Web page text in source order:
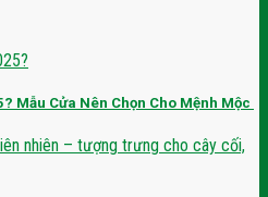
Mẫu Cửa Nên Chọn Cho Mệnh Mộc
nhiên – tượng trưng cho cây cối,